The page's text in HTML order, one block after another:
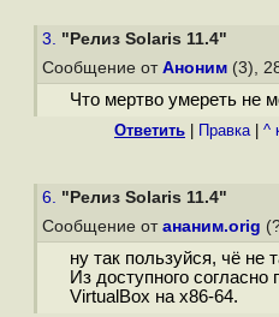
3. "Релиз Solaris 11.4"
Сообщение от Аноним (3),
Что мертво умереть не
Ответить Правка| ^
6. "Релиз Solaris 11.4"
Сообщение от ананим.orig
ну так пользуйся, чё не
Из доступного
VirtualBox на x86-64.